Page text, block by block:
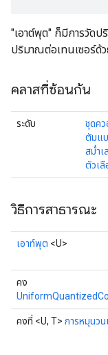
"เอาต์พุต" ก็มีการวัดป
ปริมาณต่อเทนเซอร์ด้
คลาสที่ซ้อนกัน
ระดับ
ชุดคว
ตัมแ
สม่ำเ
ตัวเลื
วิธีการสาธารณะ
เอาท์พุต <U>
คง
คงที่ <U, T> การหมุนว